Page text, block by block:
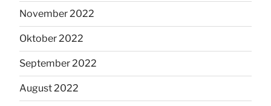
November 2022
Oktober 2022
September 2022
August 2022